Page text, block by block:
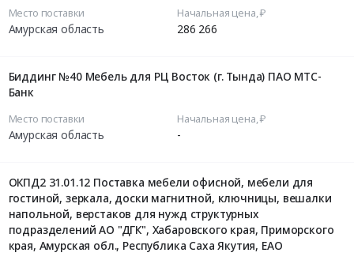
Место поставки
Амурская область
Начальная цена, ₽
286 266
Биддинг №40 Мебель для РЦ Восток (г. Тында) ПАО МТС-
Банк
Место поставки
Амурская область
Начальная цена, ₽
-
ОКПД2 31.01.12 Поставка мебели офисной, мебели для
гостиной, зеркала, доски магнитной, ключницы, вешалки
напольной, верстаков для нужд структурных
подразделений АО "ДГК", Хабаровского края, Приморского
края, Амурская обл., Республика Саха Якутия, ЕАО